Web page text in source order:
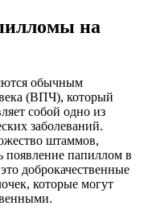
на
обычным
(ВПЧ), который
собой одно из
заболеваний.
штаммов,
появление папиллом в
доброкачественные
которые могут